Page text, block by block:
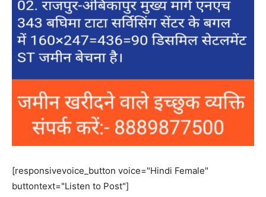
[responsivevoice_button voice="Hindi Female"
buttontext="Listen to Post"]